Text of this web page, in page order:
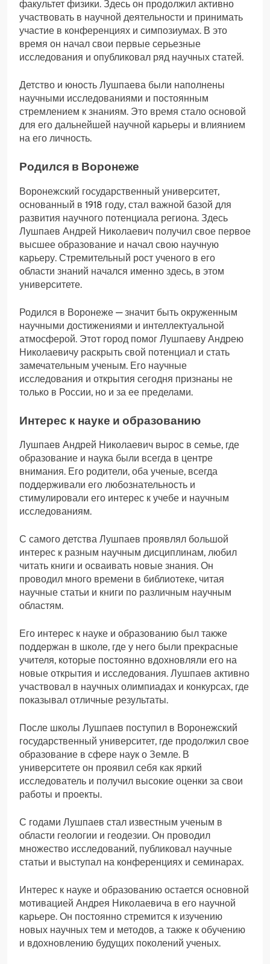
факультет физики. Здесь он продолжил активно
участвовать в научной деятельности и принимать
участие в конференциях и симпозиумах. В это
время он начал свои первые серьезные
исследования и опубликовал ряд научных статей.
Детство и юность Лушпаева были наполнены
научными исследованиями и постоянным
стремлением к знаниям. Это время стало основой
для его дальнейшей научной карьеры и влиянием
на его личность.
Родился в Воронеже
Воронежский государственный университет,
основанный в 1918 году, стал важной базой для
развития научного потенциала региона. Здесь
Лушпаев Андрей Николаевич получил свое первое
высшее образование и начал свою научную
карьеру. Стремительный рост ученого в его
области знаний начался именно здесь, в этом
университете.
Родился в Воронеже — значит быть окруженным
научными достижениями и интеллектуальной
атмосферой. Этот город помог Лушпаеву Андрею
Николаевичу раскрыть свой потенциал и стать
замечательным ученым. Его научные
исследования и открытия сегодня признаны не
только в России, но и за ее пределами.
Интерес к науке и образованию
Лушпаев Андрей Николаевич вырос в семье, где
образование и наука были всегда в центре
внимания. Его родители, оба ученые, всегда
поддерживали его любознательность и
стимулировали его интерес к учебе и научным
исследованиям.
С самого детства Лушпаев проявлял большой
интерес к разным научным дисциплинам, любил
читать книги и осваивать новые знания. Он
проводил много времени в библиотеке, читая
научные статьи и книги по различным научным
областям.
Его интерес к науке и образованию был также
поддержан в школе, где у него были прекрасные
учителя, которые постоянно вдохновляли его на
новые открытия и исследования. Лушпаев активно
участвовал в научных олимпиадах и конкурсах, где
показывал отличные результаты.
После школы Лушпаев поступил в Воронежский
государственный университет, где продолжил свое
образование в сфере наук о Земле. В
университете он проявил себя как яркий
исследователь и получил высокие оценки за свои
работы и проекты.
С годами Лушпаев стал известным ученым в
области геологии и геодезии. Он проводил
множество исследований, публиковал научные
статьи и выступал на конференциях и семинарах.
Интерес к науке и образованию остается основной
мотивацией Андрея Николаевича в его научной
карьере. Он постоянно стремится к изучению
новых научных тем и методов, а также к обучению
и вдохновлению будущих поколений ученых.